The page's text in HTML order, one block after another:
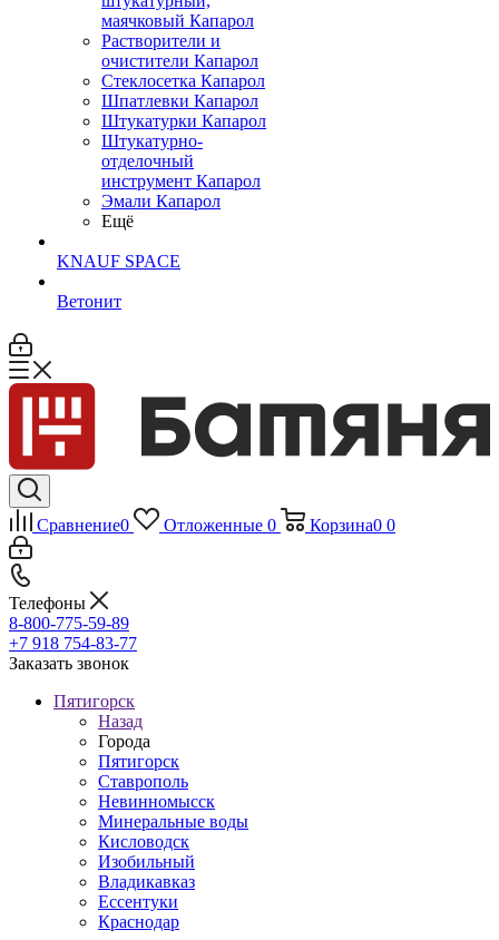
маячковый Капарол
Растворители и
очистители Капарол
Cтеклосетка Капарол
Шпатлевки Капарол
Штукатурки Капарол
Штукатурно-
отделочный
инструмент Капарол
Эмали Капарол
Ещё
KNAUF SPACE
Ветонит
Сравнение0 Отложенные 0 Корзина0 0
Телефоны
8-800-775-59-89
+7 918 754-83-77
Заказать звонок
Пятигорск
Назад
Города
Пятигорск
Ставрополь
Невинномысск
Минеральные воды
Кисловодск
Изобильный
Владикавказ
Ессентуки
Краснодар